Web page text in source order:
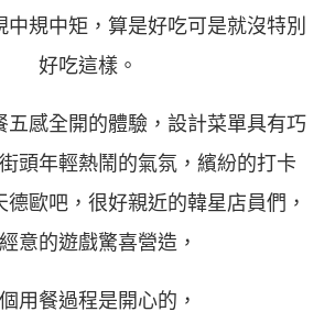
中規中矩，算是好吃可是就沒特別
好吃這樣。
五感全開的體驗，設計菜單具有巧
頭年輕熱鬧的氣氛，繽紛的打卡
歐吧，很好親近的韓星店員們，
意的遊戲驚喜營造，
用餐過程是開心的，